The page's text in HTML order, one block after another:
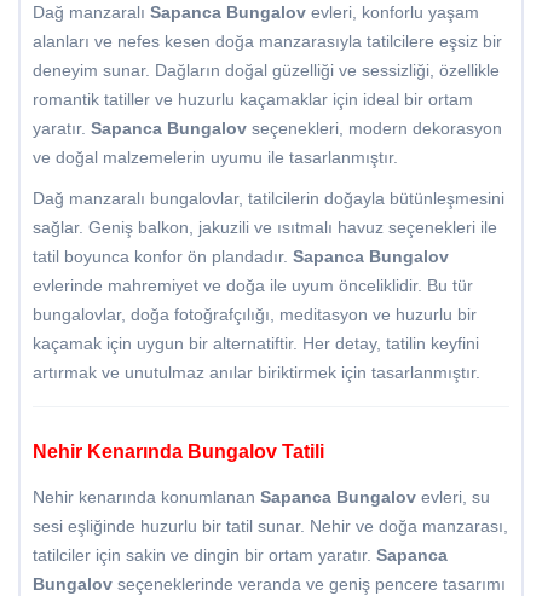
Dağ manzaralı Sapanca Bungalov evleri, konforlu yaşam
alanları ve nefes kesen doğa manzarasıyla tatilcilere eşsiz bir
deneyim sunar. Dağların doğal güzelliği ve sessizliği, özellikle
romantik tatiller ve huzurlu kaçamaklar için ideal bir ortam
yaratır. Sapanca Bungalov seçenekleri, modern dekorasyon
ve doğal malzemelerin uyumu ile tasarlanmıştır.
Dağ manzaralı bungalovlar, tatilcilerin doğayla bütünleşmesini
sağlar. Geniş balkon, jakuzili ve ısıtmalı havuz seçenekleri ile
tatil boyunca konfor ön plandadır. Sapanca Bungalov
evlerinde mahremiyet ve doğa ile uyum önceliklidir. Bu tür
bungalovlar, doğa fotoğrafçılığı, meditasyon ve huzurlu bir
kaçamak için uygun bir alternatiftir. Her detay, tatilin keyfini
artırmak ve unutulmaz anılar biriktirmek için tasarlanmıştır.
Nehir Kenarında Bungalov Tatili
Nehir kenarında konumlanan Sapanca Bungalov evleri, su
sesi eşliğinde huzurlu bir tatil sunar. Nehir ve doğa manzarası,
tatilciler için sakin ve dingin bir ortam yaratır. Sapanca
Bungalov seçeneklerinde veranda ve geniş pencere tasarımı